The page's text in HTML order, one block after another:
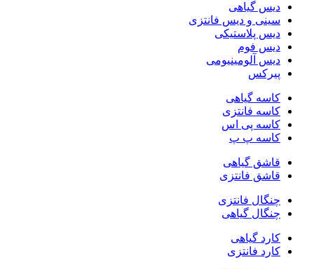
دیس گیاهی
سینی و دیس فانتزی
دیس پلاستیکی
دیس فوم
دیس آلومینیومی
پیرکس
کاسه گیاهی
کاسه فانتزی
کاسه پی اس
کاسه پ پ
قاشق گیاهی
قاشق فانتزی
چنگال فانتزی
چنگال گیاهی
کارد گیاهی
کارد فانتزی